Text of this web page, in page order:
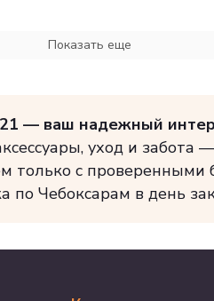
Показать еще
— ваш надежный
уход и
только с
по Чебоксарам в день